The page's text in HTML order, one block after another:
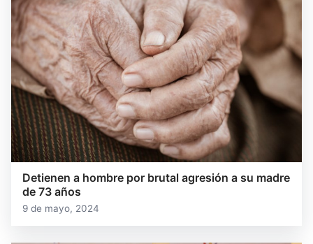
Detienen a hombre por brutal agresión a su madre
de 73 años
9 de mayo, 2024